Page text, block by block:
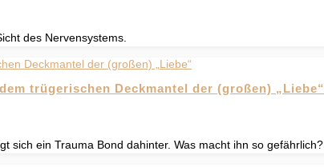
des Nervensystems.
trügerischen Deckmantel der (großen) „Liebe“
sich ein Trauma Bond dahinter. Was macht ihn so gefährlich?